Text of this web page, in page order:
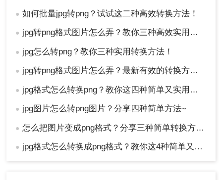
● 如何批量jpg转png？试试这二种高效转换方法！
● jpg转png格式图片怎么弄？教你三种高效实用转换方法！
● jpg怎么转png？教你三种实用转换方法！
● jpg转png格式图片怎么弄？最新有效的转换方法终极指南！
● jpg格式怎么转换png？教你这四种简单又实用的方法！
● jpg图片怎么转png图片？分享四种简单方法~
● 怎么把图片变成png格式？分享三种简单转换方法！
● jpg格式怎么转换成png格式？教你这4种简单又实用的方法！